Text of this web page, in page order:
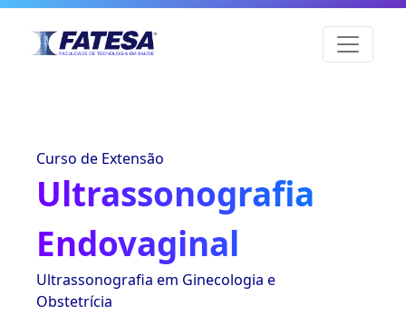
Curso de Extensão
Ultrassonografia
Endovaginal
Ultrassonografia em Ginecologia e
Obstetrícia